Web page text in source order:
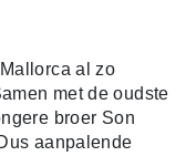
al zo
met de oudste
broer Son
aanpalende